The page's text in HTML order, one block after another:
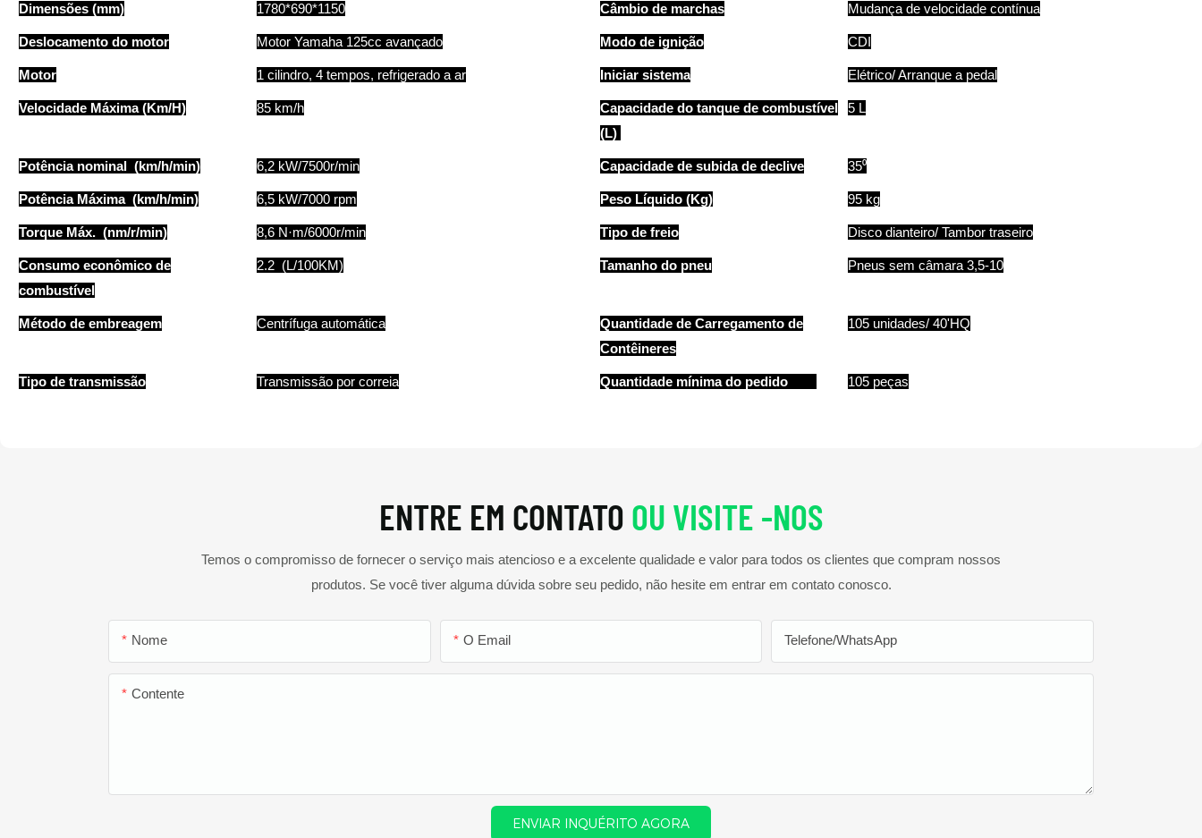
Dimensões (mm) 1780*690*1150 Câmbio de marchas Mudança de velocidade contínua
Deslocamento do motor Motor Yamaha 125cc avançado Modo de ignição CDI
Motor 1 cilindro, 4 tempos, refrigerado a ar Iniciar sistema Elétrico/ Arranque a pedal
Velocidade Máxima (Km/H) 85 km/h
Capacidade do tanque de combustível
(L)
5 L
Potência nominal (km/h/min) 6,2 kW/7500r/min Capacidade de subida de declive 35⁰
Potência Máxima (km/h/min) 6,5 kW/7000 rpm Peso Líquido (Kg) 95 kg
Torque Máx. (nm/r/min) 8,6 N·m/6000r/min Tipo de freio Disco dianteiro/ Tambor traseiro
Consumo econômico de
combustível
2.2 (L/100KM) Tamanho do pneu Pneus sem câmara 3,5-10
Método de embreagem Centrífuga automática
Quantidade de Carregamento de
Contêineres
105 unidades/ 40'HQ
Tipo de transmissão Transmissão por correia Quantidade mínima do pedido 105 peças
ENTRE EM CONTATO OU VISITE -NOS
Temos o compromisso de fornecer o serviço mais atencioso e a excelente qualidade e valor para todos os clientes que compram nossos
produtos. Se você tiver alguma dúvida sobre seu pedido, não hesite em entrar em contato conosco.
Nome O Email Telefone/WhatsApp
Contente
ENVIAR INQUÉRITO AGORA